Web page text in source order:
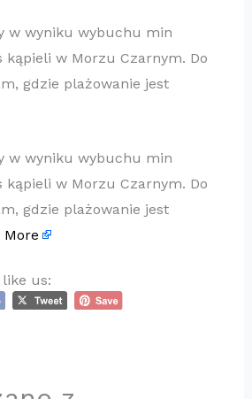
w wyniku wybuchu min
kąpieli w Morzu Czarnym. Do
gdzie plażowanie jest
w wyniku wybuchu min
kąpieli w Morzu Czarnym. Do
gdzie plażowanie jest
More
us: